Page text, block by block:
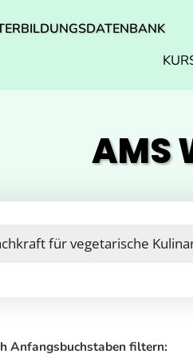
AMS
Anfangsbuchstaben filtern: